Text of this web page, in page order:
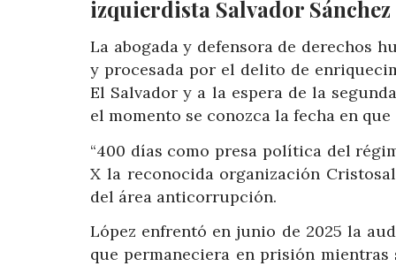
izquierdista Salvador Sánchez
La abogada y defensora de derechos
y procesada por el delito de
El Salvador y a la espera de la
el momento se conozca la fecha en
“400 días como presa política del
X la reconocida organización
del área anticorrupción.
López enfrentó en junio de 2025 la
que permaneciera en prisión